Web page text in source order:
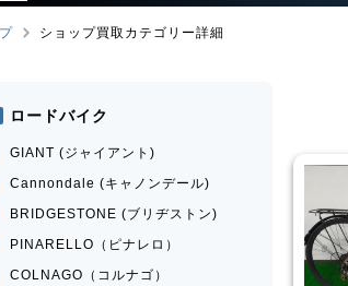
ショップ買取カテゴリー詳細
ロードバイク
GIANT (ジャイアント)
Cannondale (キャノンデール)
BRIDGESTONE (ブリヂストン)
PINARELLO（ピナレロ）
COLNAGO（コルナゴ）